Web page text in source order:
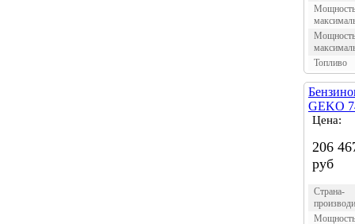
Мощность
Мощность
Топливо
GEKO
Цена:
206
руб
Страна-
Мощность